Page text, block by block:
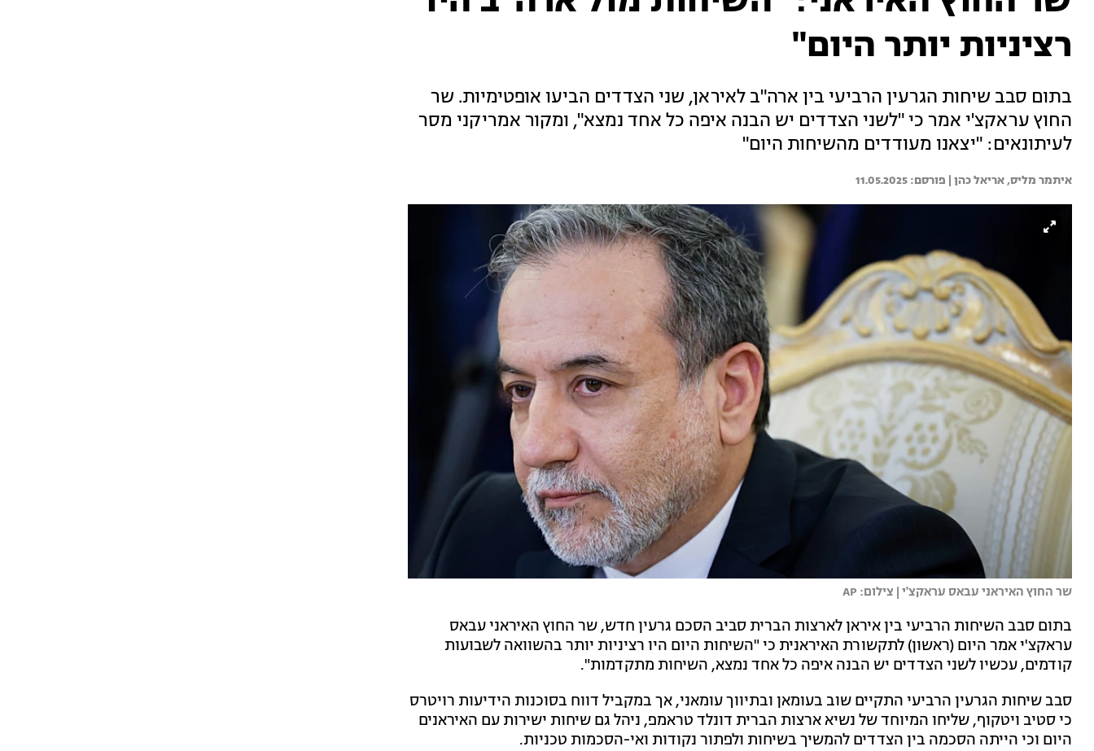
רציניות יותר היום"
בתום סבב שיחות הגרעין הרביעי בין ארה"ב לאיראן, שני הצדדים הביעו אופטימיות. שר
החוץ עראקצ'י אמר כי "לשני הצדדים יש הבנה איפה כל אחד נמצא", ומקור אמריקני מסר
לעיתונאים: "יצאנו מעודדים מהשיחות היום"
איתמר מליס, אריאל כהן | 11.05.2025
שר החוץ האיראני עבאס עראקצ'י | צילום: AP
בתום סבב השיחות הרביעי בין איראן לארצות הברית סביב הסכם גרעין חדש, שר החוץ האיראני עבאס
עראקצ'י אמר היום (ראשון) לתקשורת האיראנית כי "השיחות היום היו רציניות יותר בהשוואה לשבועות
קודמים, עכשיו לשני הצדדים יש הבנה איפה כל אחד נמצא, השיחות מתקדמות".
סבב שיחות הגרעין הרביעי התקיים שוב בעומאן ובתיווך עומאני, אך במקביל דווח בסוכנות הידיעות רויטרס
כי סטיב ויטקוף, שליחו המיוחד של נשיא ארצות הברית דונלד טראמפ, ניהל גם שיחות ישירות עם האיראנים
היום וכי הייתה הסכמה בין הצדדים להמשיך בשיחות ולפתור נקודות ואי-הסכמות טכניות.